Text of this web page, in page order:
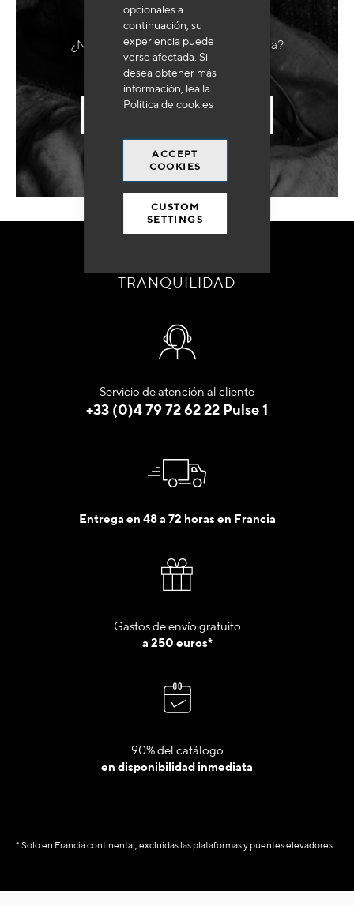
opcionales a
continuación, su
experiencia puede
verse afectada. Si
desea obtener más
información, lea la
Política de cookies
ACCEPT
COOKIES
CUSTOM
SETTINGS
¿Necesita un equipo hecho a medida?
TRANQUILIDAD
Servicio de atención al cliente
+33 (0)4 79 72 62 22 Pulse 1
Entrega en 48 a 72 horas en Francia
Gastos de envío gratuito
a 250 euros*
90% del catálogo
en disponibilidad inmediata
* Solo en Francia continental, excluidas las plataformas y puentes elevadores.